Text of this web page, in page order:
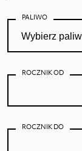
PALIWO
ROCZNIK OD
ROCZNIK DO